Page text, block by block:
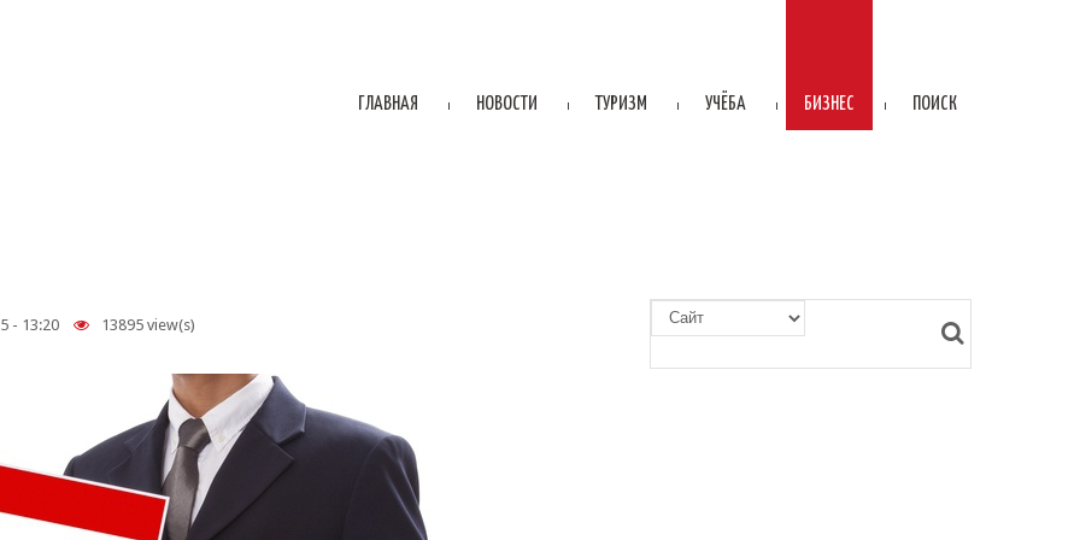
ГЛАВНАЯ НОВОСТИ ТУРИЗМ УЧЁБА БИЗНЕС ПОИСК
- 13:20 13895 view(s)